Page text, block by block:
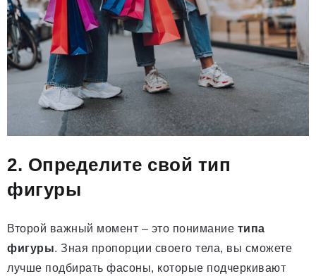
2. Определите свой тип
фигуры
Второй важный момент – это понимание типа
фигуры. Зная пропорции своего тела, вы сможете
лучше подбирать фасоны, которые подчеркивают